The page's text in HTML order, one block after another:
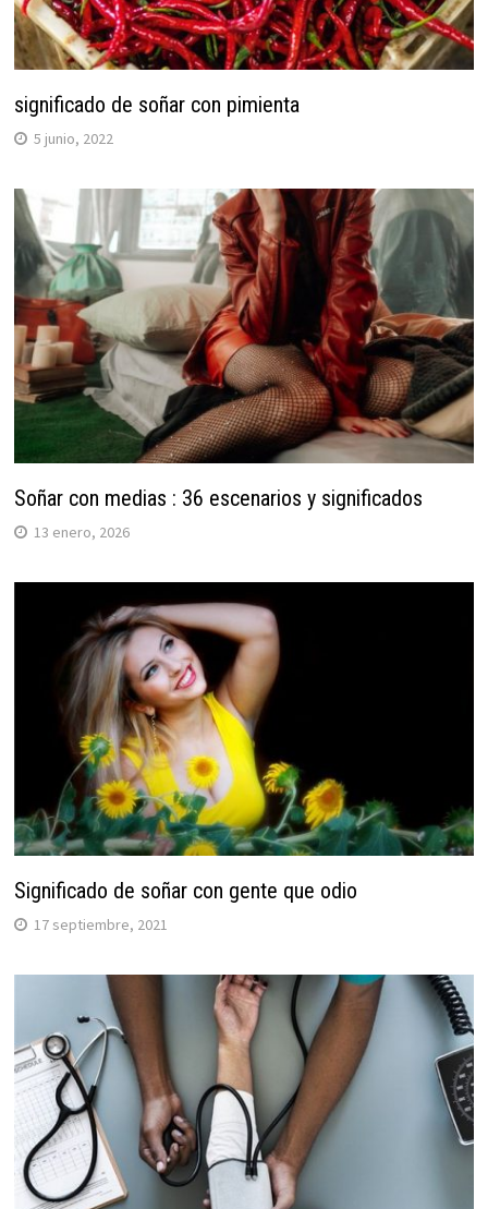
significado de soñar con pimienta
5 junio, 2022
Soñar con medias : 36 escenarios y significados
13 enero, 2026
Significado de soñar con gente que odio
17 septiembre, 2021